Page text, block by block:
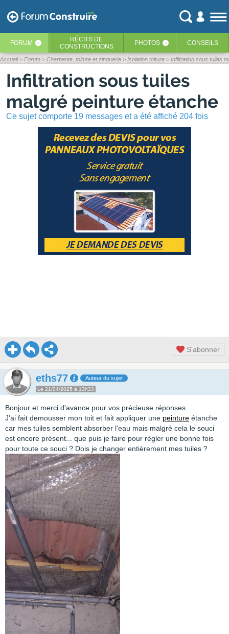
FORUM ‹ RÉCITS DE
CONSTRUCTIONS
PHOTOS ‹ CONSEILS
Accueil Forum Charpente, toiture et zinguerie Isolation toiture Infiltration sous tuiles
Infiltration sous tuiles
malgré peinture étanche
Ce sujet comporte 19 messages et a été affiché 204 fois
S'abonner
eths77 Auteur du sujet
Le 21/04/2025 à 13h33
Bonjour et merci d'avance pour vos précieuse réponses
J'ai fait demousser mon toit et fait appliquer une peinture étanche
car mes tuiles semblent absorber l'eau mais malgré cela le souci
est encore présent... que puis je faire pour régler une bonne fois
pour toute ce souci ? Dois je changer entièrement mes tuiles ?